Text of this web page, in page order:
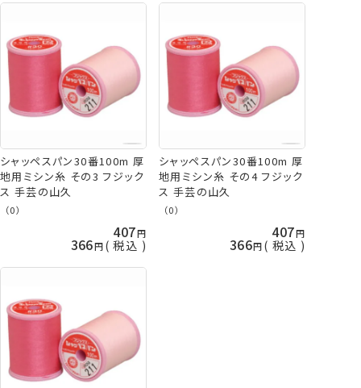
シャッペスパン30番100m 厚
地用ミシン糸 その3 フジック
ス 手芸の山久
（0）
407
366 税込
シャッペスパン30番100m 厚
地用ミシン糸 その4 フジック
ス 手芸の山久
（0）
407
366 税込